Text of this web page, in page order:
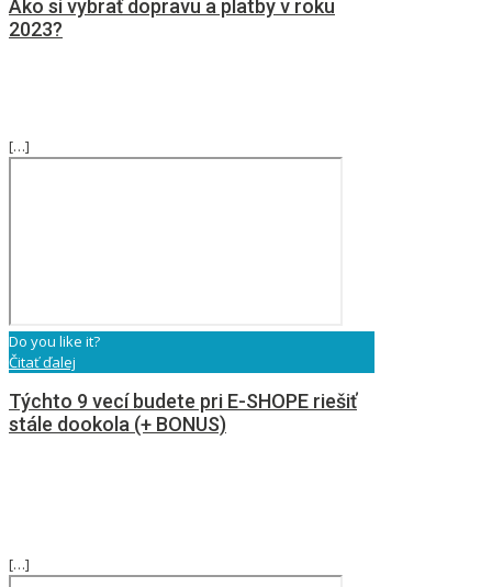
Ako si vybrať dopravu a platby v roku
2023?
[…]
Do you like it?
Čitať ďalej
Týchto 9 vecí budete pri E-SHOPE riešiť
stále dookola (+ BONUS)
[…]